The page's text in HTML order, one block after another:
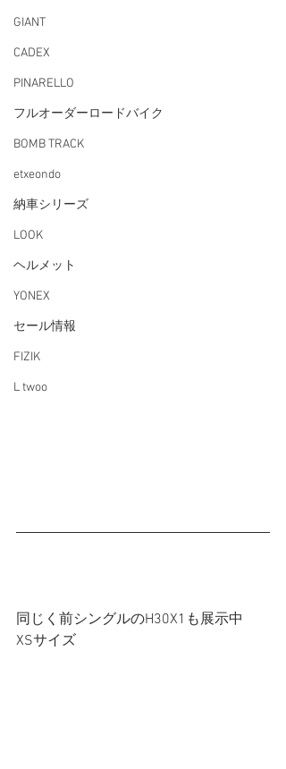
GIANT
CADEX
PINARELLO
フルオーダーロードバイク
BOMB TRACK
etxeondo
納車シリーズ
LOOK
ヘルメット
YONEX
セール情報
FIZIK
L twoo
同じく前シングルのH30X1も展示中
XSサイズ